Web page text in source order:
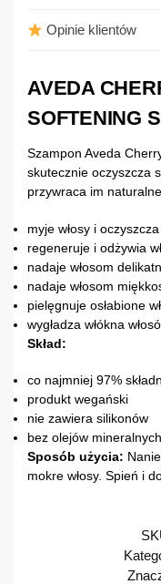
Opinie klientów
AVEDA
SOFTENING
Szampon Aveda
skutecznie oczyszcza
przywraca im
myje włosy i
regeneruje i odżywia
nadaje włosom
nadaje włosom
pielęgnuje osłabione
wygładza włókna
Skład:
co najmniej 97%
produkt wegański
nie zawiera silikonów
bez olejów mineralnych
Sposób użycia:
mokre włosy. Spień i